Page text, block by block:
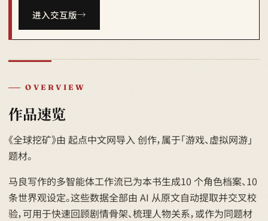
进入交互版
OVERVIEW
作品速览
《全球挖矿》由 起点中文网导入 创作，属于「游戏、虚拟网游」
题材。
马良写作的多智能体工作流已为本书生成10 个角色档案、10
条世界观设定。这些数据全部由 AI 从原文自动提取并交叉校
验，可用于快速回顾剧情骨架、梳理人物关系，或作为同题材